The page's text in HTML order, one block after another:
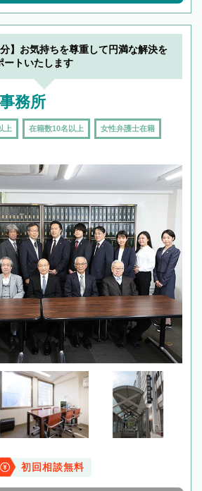
分】お気持ちを尊重して円満な解決を
ートいたします
務所
上 在籍数10名以上 女性弁護士在籍
初回相談無料